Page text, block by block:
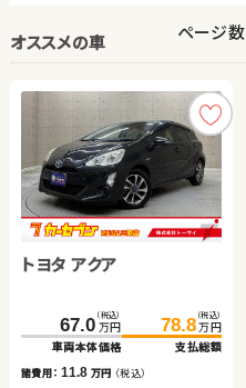
オススメの車 ページ数
トヨタ アクア
67.0 （税込）
万円
車両本体価格
78.8 （税込）
万円
支払総額
諸費用：11.8 万円 （税込）
トヨタ ヴォクシー
239.7 （税込）
万円
車両本体価格
246.3 （税込）
万円
支払総額
諸費用：6.6万円（税込）
トヨタ プリウス アルファ
68.2 （税込）
万円
車両本体価格
79.8 （税込）
万円
支払総額
諸費用：11.6 万円 （税込）
ダイハツ ムーヴ
44.8 （税込）
万円
車両本体価格
53.3 （税込）
万円
支払総額
諸費用：8.5万円（税込）